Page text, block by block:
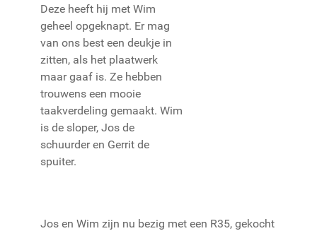
Deze heeft hij met Wim
geheel opgeknapt. Er mag
van ons best een deukje in
zitten, als het plaatwerk
maar gaaf is. Ze hebben
trouwens een mooie
taakverdeling gemaakt. Wim
is de sloper, Jos de
schuurder en Gerrit de
spuiter.
Jos en Wim zijn nu bezig met een R35, gekocht